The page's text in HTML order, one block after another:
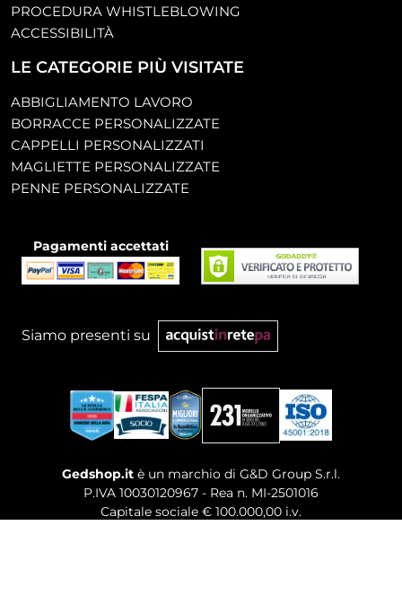
PROCEDURA WHISTLEBLOWING
ACCESSIBILITÀ
LE CATEGORIE PIÙ VISITATE
ABBIGLIAMENTO LAVORO
BORRACCE PERSONALIZZATE
CAPPELLI PERSONALIZZATI
MAGLIETTE PERSONALIZZATE
PENNE PERSONALIZZATE
Pagamenti accettati
Siamo presenti su
Gedshop.it è un marchio di G&D Group S.r.l.
P.IVA 10030120967 - Rea n. MI-2501016
Capitale sociale € 100.000,00 i.v.